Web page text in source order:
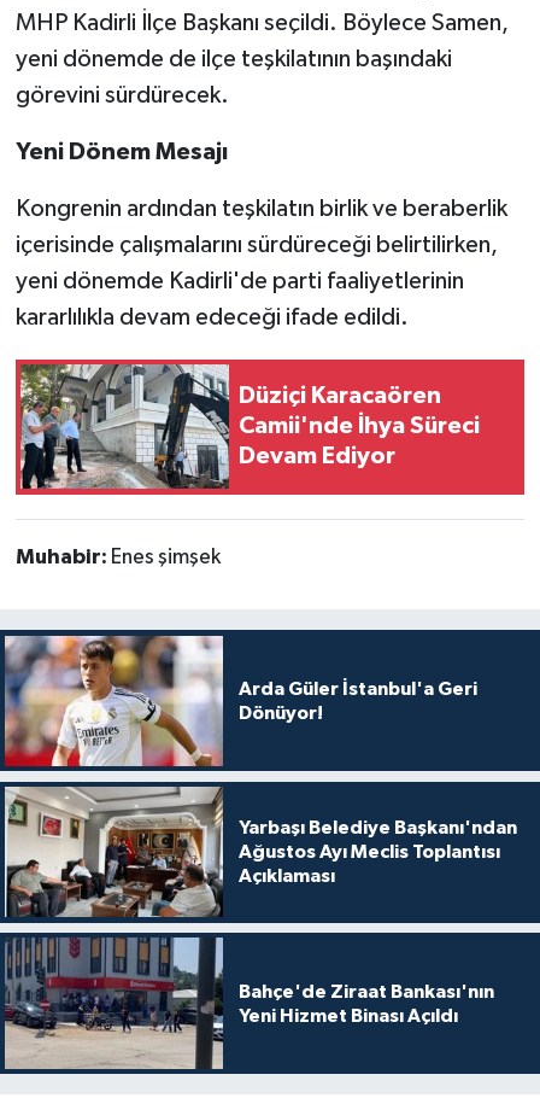
MHP Kadirli İlçe Başkanı seçildi. Böylece Samen,
yeni dönemde de ilçe teşkilatının başındaki
görevini sürdürecek.
Yeni Dönem Mesajı
Kongrenin ardından teşkilatın birlik ve beraberlik
içerisinde çalışmalarını sürdüreceği belirtilirken,
yeni dönemde Kadirli'de parti faaliyetlerinin
kararlılıkla devam edeceği ifade edildi.
Düziçi Karacaören
Camii'nde İhya Süreci
Devam Ediyor
Muhabir: Enes şimşek
Arda Güler İstanbul'a Geri
Dönüyor!
Yarbaşı Belediye Başkanı'ndan
Ağustos Ayı Meclis Toplantısı
Açıklaması
Bahçe'de Ziraat Bankası'nın
Yeni Hizmet Binası Açıldı